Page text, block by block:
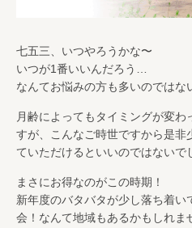
七五三、いつやろうかな〜
いつが1番いいんだろう…
なんてお悩みの方も多いのではな
月齢によってもタイミングが変わ
すが、こんなご時世ですから是非
ていただけるといいのではないで
まさにお得なのがこの時期！
新年度のバタバタが少し落ち着い
会！なんて地域もあるかもしれ